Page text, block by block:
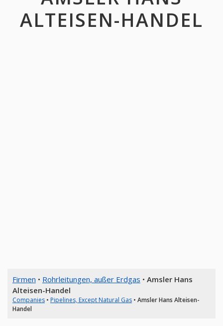
ALTEISEN-HANDEL
Firmen • Rohrleitungen, außer Erdgas • Amsler Hans
Alteisen-Handel
Companies• Pipelines, Except Natural Gas• Amsler Hans Alteisen-
Handel